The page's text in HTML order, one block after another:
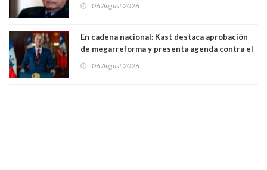
1971. Excanciller Insulza lamentó decisión
06 August 2026
En cadena nacional: Kast destaca aprobación
de megarreforma y presenta agenda contra el
06 August 2026